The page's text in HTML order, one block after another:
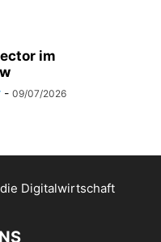
im
- 09/07/2026